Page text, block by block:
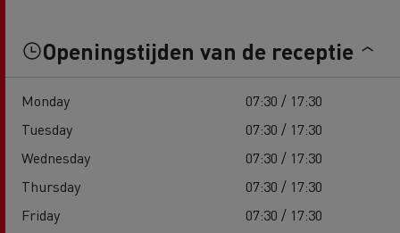
Openingstijden van de receptie
Monday
07:30 / 17:30
Tuesday
07:30 / 17:30
Wednesday
07:30 / 17:30
Thursday
07:30 / 17:30
Friday
07:30 / 17:30